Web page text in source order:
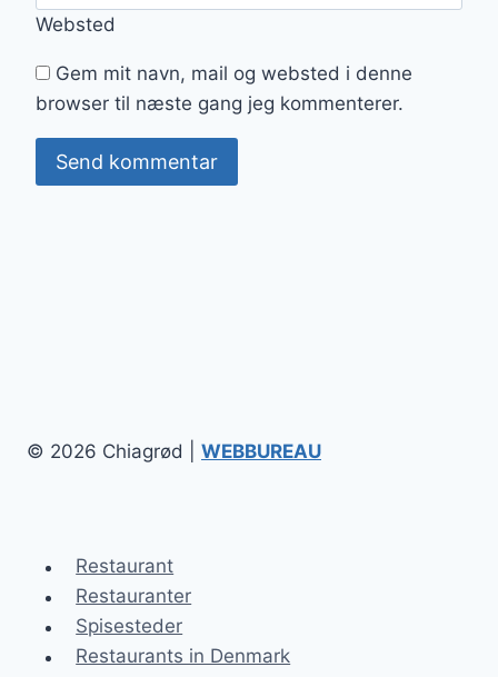
Websted
Gem mit navn, mail og websted i denne
browser til næste gang jeg kommenterer.
© 2026 Chiagrød | WEBBUREAU
Restaurant
Restauranter
Spisesteder
Restaurants in Denmark